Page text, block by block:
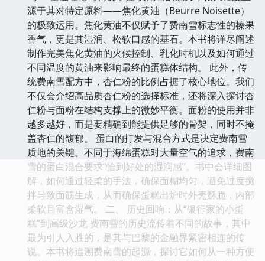
源于其对特定原料——焦化黄油（Beurre Noisette）
的极致运用。焦化黄油不仅赋予了费南雪标志性的榛果
香气，更是其湿润、松软口感的基石。本书将详尽阐述
制作完美焦化黄油的火候控制、乳化时机以及如何通过
不同温度的黄油来影响最终的蛋糕体结构。 此外，传
统费南雪配方中，杏仁粉的比例占据了核心地位。我们
不仅会介绍高品质杏仁粉的选择标准，还将深入探讨杏
仁粉与面粉在结构支撑上的微妙平衡。面粉的使用并非
越多越好，而是要精确到能提供足够的骨架，同时不掩
盖杏仁的馥郁。 蛋白的打发与混合方式是决定费南雪
质地的关键。不同于海绵蛋糕对大量空气的追求，费南
雪的蛋白混合要求“恰到好处的湿润感”。书中会详细图
解，如何通过轻柔的手法，确保面糊均匀，避免过度搅
拌导致面筋生成，从而确保蛋糕出炉时外壳酥脆，内部
柔软且富含湿气。 二、 历史回响：从“银行家的小蛋
糕”到高级沙龙 费南雪的历史流传着不同的故事，其中
最为引人入胜的，是其与巴黎的金融界紧密相连的传
说。本书将追溯费南雪的起源，探讨它如何从一种方便